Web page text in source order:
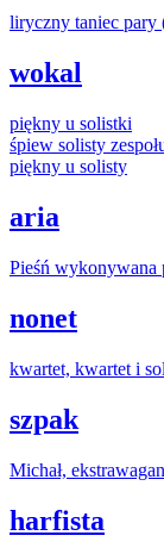
liryczny taniec pary
wokal
piękny u solistki
śpiew solisty
piękny u solisty
aria
Pieśń wykonywana
nonet
kwartet, kwartet i
szpak
Michał,
harfista